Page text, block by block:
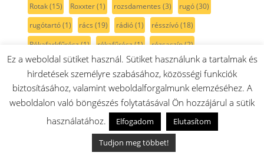
Rotak(15) Roxxter(1) rozsdamentes (3) rugó(30)
rugótartó(1) rács (19) rádió(1) résszívó(18)
Rókafarkfűrész(1) rókafűrész(1) rózsaszín(2)
rögzítő(30) röszti (2) rúdmixer(102) rúdmixerszár(20)
sablon (5) sarokcsiszoló (10) sarokelem
sarokköszörű (2) serie2(11) serie 6(6) serie 8(9)
side by side(32) Siemens(218) SilentMixx(18) skil
spagetti(1) Spotless(1)
Ez a weboldal sütiket használ. Sütiket használunk a tartalmak és
hirdetések személyre szabásához, közösségi funkciók
biztosításához, valamint weboldalforgalmunk elemzéséhez. A
weboldalon való böngészés folytatásával Ön hozzájárul a sütik
használatához.
Elfogadom
Elutasítom
Tudjon meg többet!